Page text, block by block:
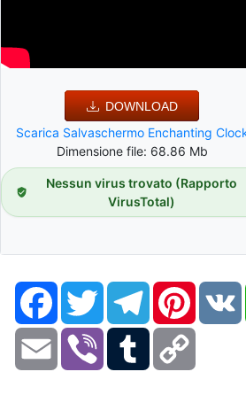
DOWNLOAD
Scarica Salvaschermo Enchanting
Dimensione file: 68.86 Mb
Nessun virus trovato (Rapporto
VirusTotal)
FacebookTwitter TelegramPinterest
Email Viber Tumblr